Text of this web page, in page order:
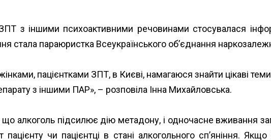
з іншими психоактивними речовинами стосувалася
стала параюристка Всеукраїнського об’єднання
пацієнтками ЗПТ, в Києві, намагаюся знайти цікаві
з іншими ПАР», – розповіла Інна Михайловська.
що алкоголь підсилює дію метадону, і одночасне вживання
чи пацієнтці в стані алкогольного сп’яніння.